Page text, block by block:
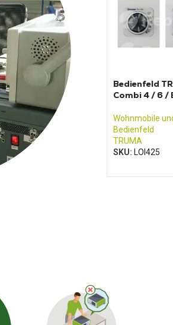
Bedienfeld
Combi 4 / 6 /
Wohnmobile
Bedienfeld
TRUMA
SKU: LOI425